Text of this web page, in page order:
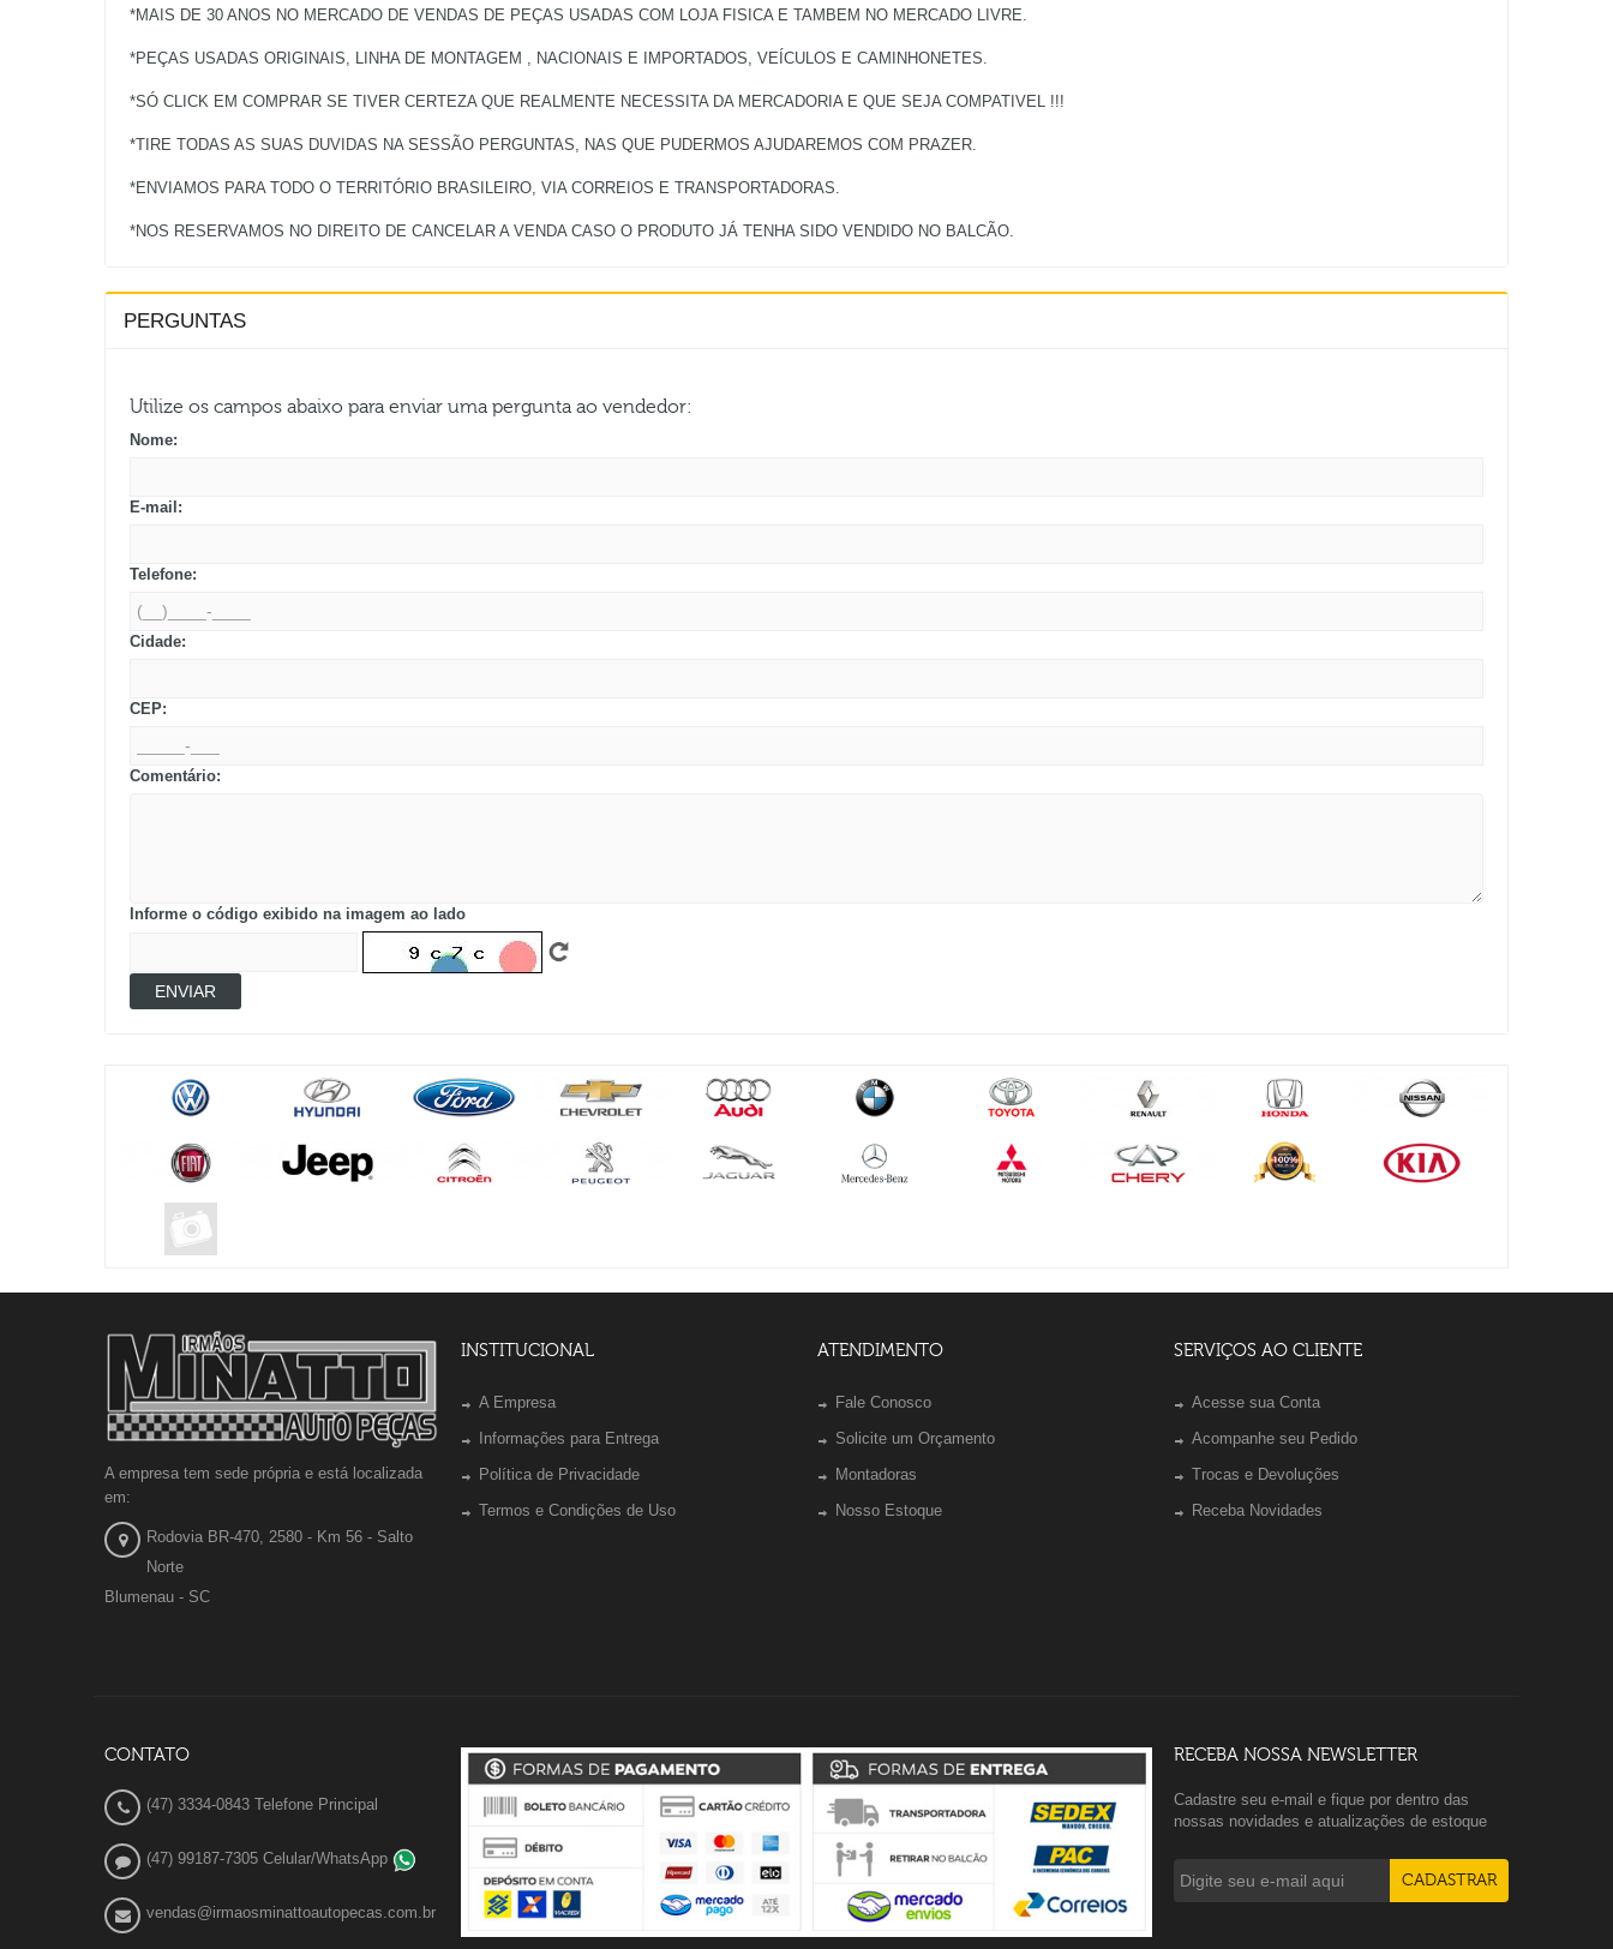
*MAIS DE 30 ANOS NO MERCADO DE VENDAS DE PEÇAS USADAS COM LOJA FISICA E TAMBEM NO MERCADO LIVRE.
*PEÇAS USADAS ORIGINAIS, LINHA DE MONTAGEM , NACIONAIS E IMPORTADOS, VEÍCULOS E CAMINHONETES.
*SÓ CLICK EM COMPRAR SE TIVER CERTEZA QUE REALMENTE NECESSITA DA MERCADORIA E QUE SEJA COMPATIVEL !!!
*TIRE TODAS AS SUAS DUVIDAS NA SESSÃO PERGUNTAS, NAS QUE PUDERMOS AJUDAREMOS COM PRAZER.
*ENVIAMOS PARA TODO O TERRITÓRIO BRASILEIRO, VIA CORREIOS E TRANSPORTADORAS.
PERGUNTAS
Utilize os campos abaixo para enviar uma pergunta ao vendedor:
Nome:
E-mail:
Telefone:
Cidade:
CEP:
Comentário:
Informe o código exibido na imagem ao lado
ENVIAR
A empresa tem sede própria e está localizada
em:
Rodovia BR-470, 2580 - Km 56 - Salto
Norte
Blumenau - SC
INSTITUCIONAL
A Empresa
Informações para Entrega
Política de Privacidade
Termos e Condições de Uso
ATENDIMENTO
Fale Conosco
Solicite um Orçamento
Montadoras
Nosso Estoque
SERVIÇOS AO CLIENTE
Acesse sua Conta
Acompanhe seu Pedido
Trocas e Devoluções
Receba Novidades
CONTATO
(47) 3334-0843 Telefone Principal
(47) 99187-7305 Celular/WhatsApp
vendas@irmaosminattoautopecas.com.br
RECEBA NOSSA NEWSLETTER
Cadastre seu e-mail e fique por dentro das
nossas novidades e atualizações de estoque